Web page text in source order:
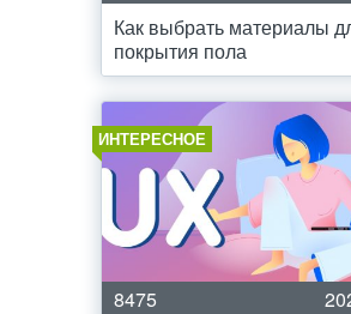
Как выбрать материалы
покрытия пола
ИНТЕРЕСНОЕ
8475